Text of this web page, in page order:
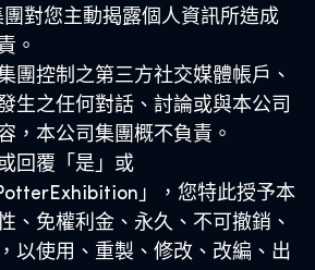
對您主動揭露個人資訊所造成
。
團控制之第三方社交媒體帳戶、
生之任何對話、討論或與本公司
，本公司集團概不負責。
回覆「是」或
」，您特此授予本
、免權利金、永久、不可撤銷、
以使用、重製、修改、改編、出